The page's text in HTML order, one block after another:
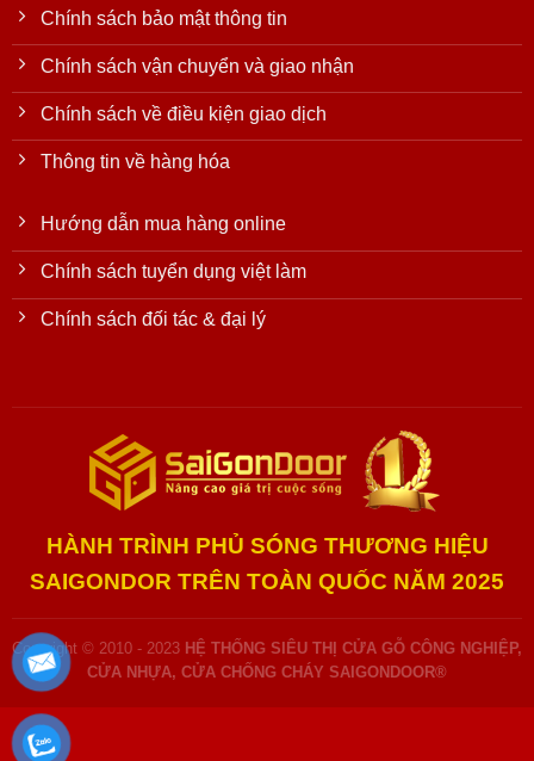
Chính sách bảo mật thông tin
Chính sách vận chuyển và giao nhận
Chính sách về điều kiện giao dịch
Thông tin về hàng hóa
Hướng dẫn mua hàng online
Chính sách tuyển dụng việt làm
Chính sách đối tác & đại lý
HÀNH TRÌNH PHỦ SÓNG THƯƠNG HIỆU
SAIGONDOR TRÊN TOÀN QUỐC NĂM 2025
Copyright © 2010 - 2023 HỆ THỐNG SIÊU THỊ CỬA GỖ CÔNG NGHIỆP,
CỬA NHỰA, CỬA CHỐNG CHÁY SAIGONDOOR®